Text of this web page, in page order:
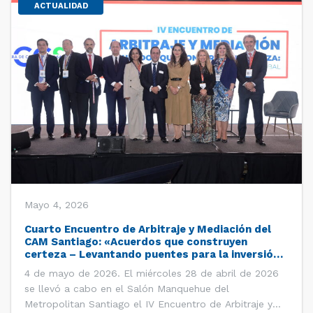
ACTUALIDAD
Mayo 4, 2026
Cuarto Encuentro de Arbitraje y Mediación del
CAM Santiago: «Acuerdos que construyen
certeza – Levantando puentes para la inversión
4 de mayo de 2026. El miércoles 28 de abril de 2026
se llevó a cabo en el Salón Manquehue del
Metropolitan Santiago el IV Encuentro de Arbitraje y